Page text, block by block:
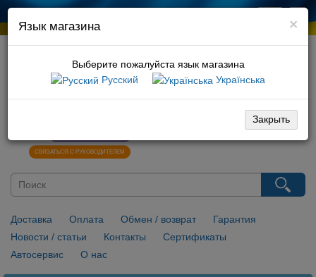
066 729 10 01
СВЯЗАТЬСЯ С РУКОВОДИТЕЛЕМ
Доставка Оплата Обмен / возврат
Гарантия
Новости / статьи
Контакты
Сертификаты
Автосервис
О нас
×
Язык магазина
Выберите пожалуйста язык магазина
Русский
Українська
Закрыть